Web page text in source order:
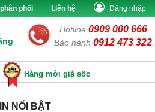
Đăng nhập
phối Liên hệ
Hotline 0909 000 666
Bảo hành 0912 473 322
Hàng mới giá sốc
NỔI BẬT